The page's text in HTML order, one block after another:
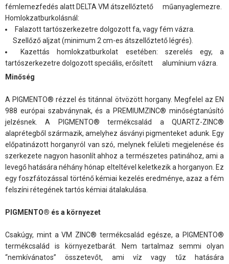
fémlemezfedés alatt DELTA VM átszellőztető műanyaglemezre.
Homlokzatburkolásnál:
Falazott tartószerkezetre dolgozott fa, vagy fém vázra.
Szellőző aljzat (minimum 2 cm-es átszellőztető légrés).
Kazettás homlokzatburkolat esetében: szerelés egy, a
tartószerkezetre dolgozott speciális, erősített alumínium vázra.
Minőség
A PIGMENTO® rézzel és titánnal ötvözött horgany. Megfelel az EN
988 európai szabványnak, és a PREMIUMZINC® minőségtanúsító
jelzésnek. A PIGMENTO® termékcsalád a QUARTZ-ZINC®
alaprétegből származik, amelyhez ásványi pigmenteket adunk. Egy
előpatinázott horganyról van szó, melynek felületi megjelenése és
szerkezete nagyon hasonlít ahhoz a természetes patinához, ami a
levegő hatására néhány hónap elteltével keletkezik a horganyon. Ez
egy foszfátozással történő kémiai kezelés eredménye, azaz a fém
felszíni rétegének tartós kémiai átalakulása.
PIGMENTO® és a környezet
Csakúgy, mint a VM ZINC® termékcsalád egésze, a PIGMENTO®
termékcsalád is környezetbarát. Nem tartalmaz semmi olyan
“nemkívánatos” összetevőt, ami víz vagy tűz hatására